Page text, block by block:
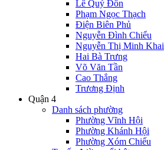
Lê Quý Đôn
Phạm Ngọc Thạch
Điện Biên Phủ
Nguyễn Đình Chiểu
Nguyễn Thị Minh Khai
Hai Bà Trưng
Võ Văn Tần
Cao Thắng
Trương Định
Quận 4
Danh sách phường
Phường Vĩnh Hội
Phường Khánh Hội
Phường Xóm Chiếu